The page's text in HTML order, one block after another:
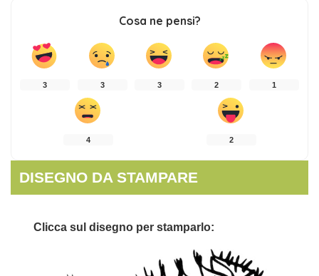
Cosa ne pensi?
3 3 3 2 1
4 2
DISEGNO DA STAMPARE
Clicca sul disegno per stamparlo: